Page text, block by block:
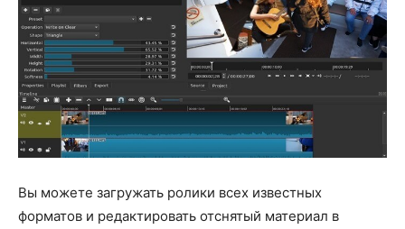
Вы можете загружать ролики всех известных
форматов и редактировать отснятый материал в